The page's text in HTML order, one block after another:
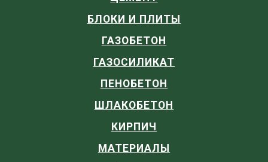
БЛОКИ И ПЛИТЫ
ГАЗОБЕТОН
ГАЗОСИЛИКАТ
ПЕНОБЕТОН
ШЛАКОБЕТОН
КИРПИЧ
МАТЕРИАЛЫ